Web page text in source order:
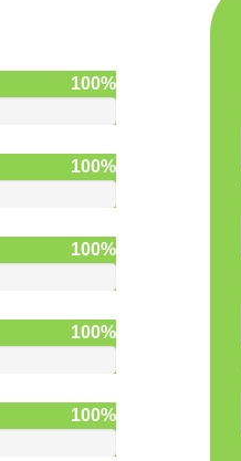
100%
100%
100%
100%
100%